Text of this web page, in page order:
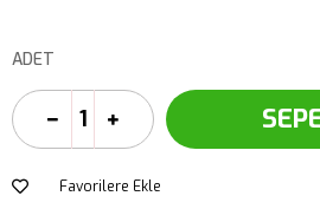
ADET
Favorilere Ekle